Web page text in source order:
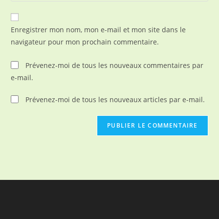
comment
comment
de
votre
(facultatif)
Enregistrer mon nom, mon e-mail et mon site dans le
navigateur pour mon prochain commentaire.
Prévenez-moi de tous les nouveaux commentaires par
e-mail.
Prévenez-moi de tous les nouveaux articles par e-mail.